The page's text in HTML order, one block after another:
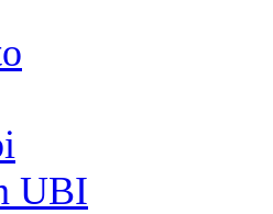
UBI